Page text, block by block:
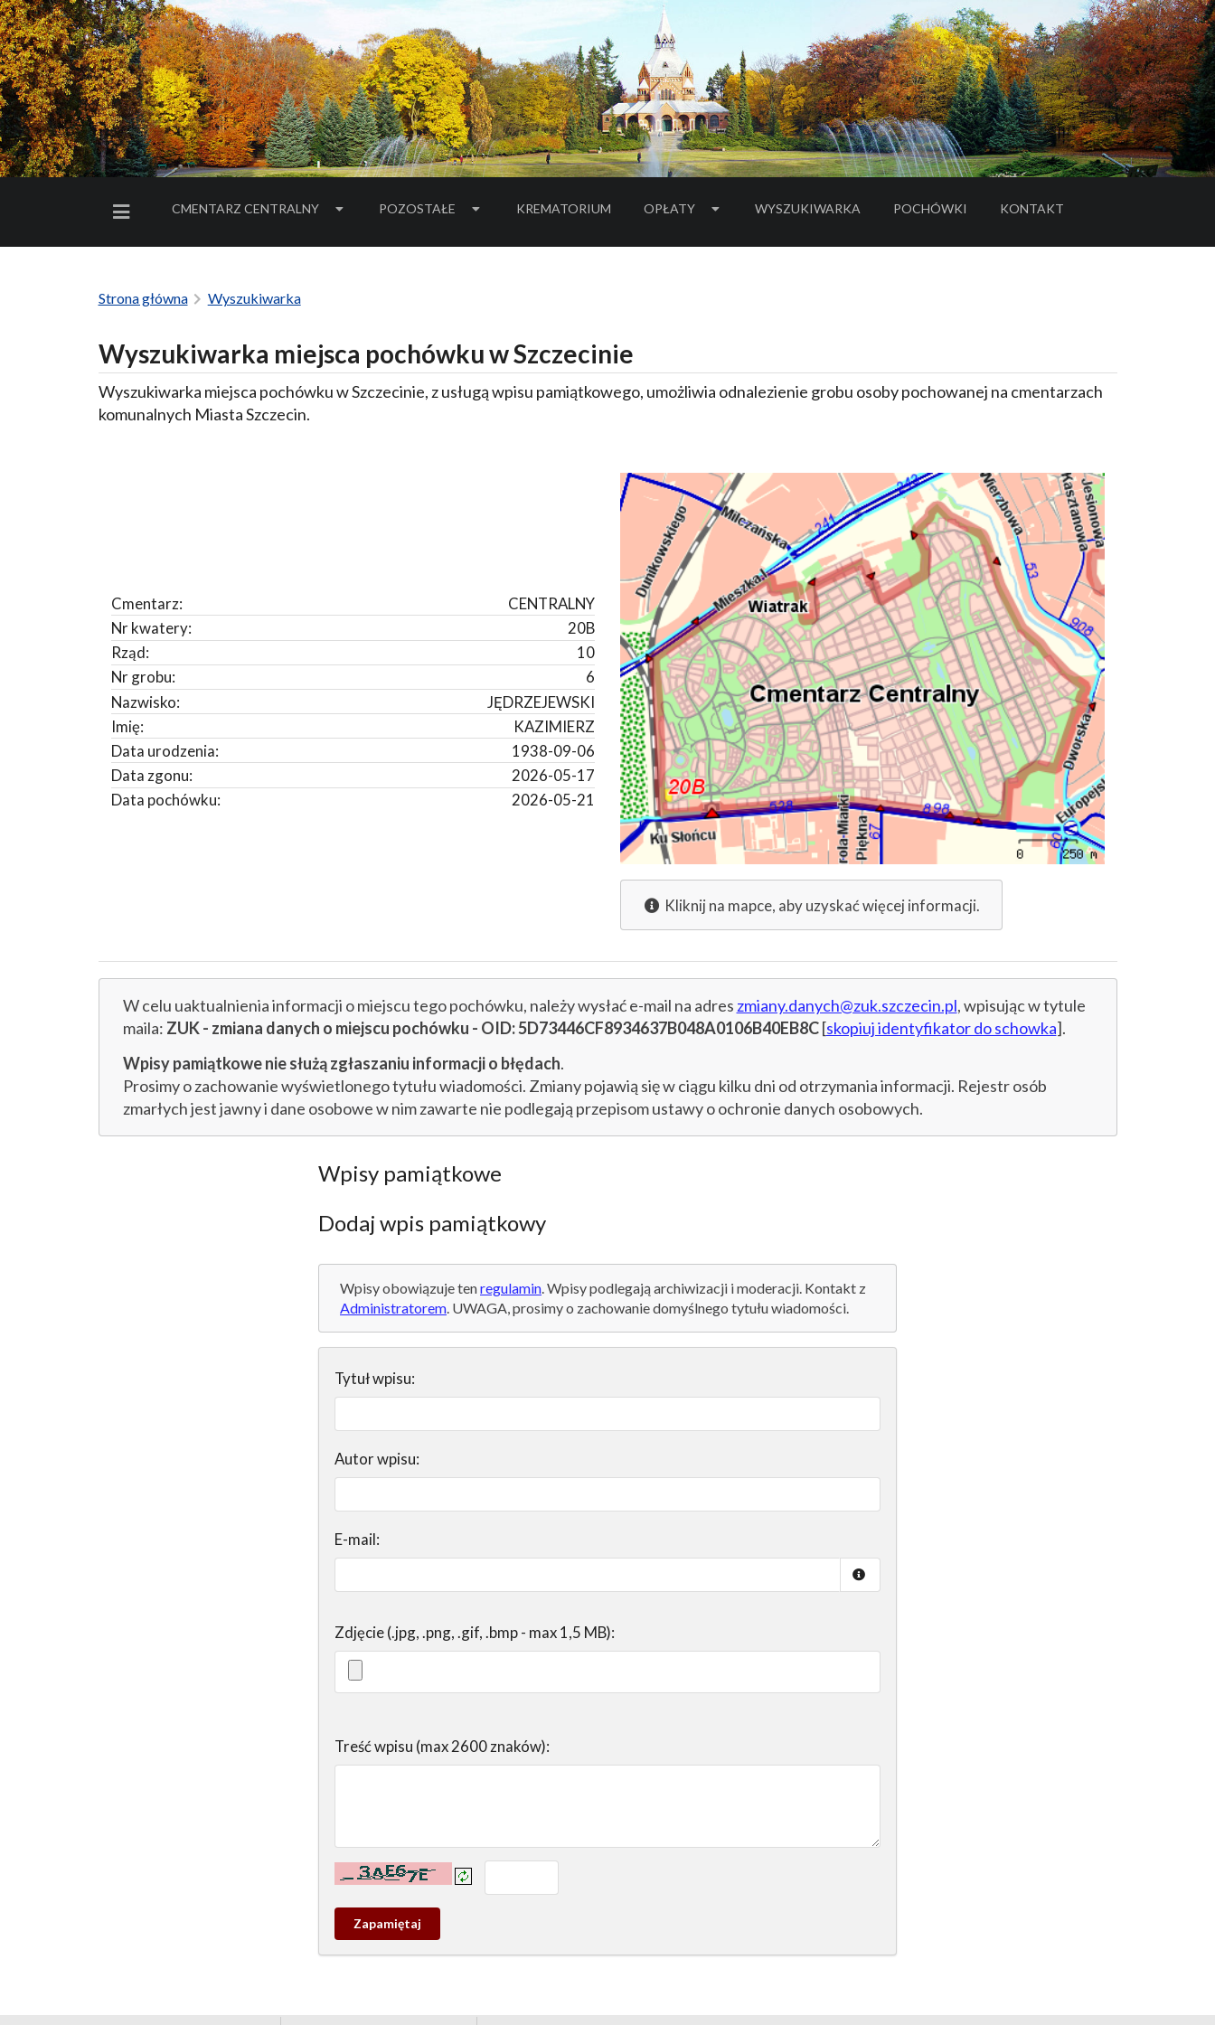
MENU BOCZNE
CMENTARZ CENTRALNY POZOSTAŁE KREMATORIUM OPŁATY WYSZUKIWARKA POCHÓWKI
- LINK DO SERWISU ZEWNĘTRZNEGO
KONTAKT
Strona główna Wyszukiwarka
Wyszukiwarka miejsca pochówku w Szczecinie
Wyszukiwarka miejsca pochówku w Szczecinie, z usługą wpisu pamiątkowego, umożliwia odnalezienie grobu osoby pochowanej na cmentarzach
komunalnych Miasta Szczecin.
CENTRALNY
Cmentarz:
20B
Nr kwatery:
10
Rząd:
6
Nr grobu:
JĘDRZEJEWSKI
Nazwisko:
KAZIMIERZ
Imię:
1938-09-06
Data urodzenia:
2026-05-17
Data zgonu:
2026-05-21
Data pochówku:
Kliknij na mapce, aby uzyskać więcej informacji.
W celu uaktualnienia informacji o miejscu tego pochówku, należy wysłać e-mail na adres zmiany.danych@zuk.szczecin.pl, wpisując w tytule
maila: ZUK - zmiana danych o miejscu pochówku - OID: 5D73446CF8934637B048A0106B40EB8C[skopiuj identyfikator do schowka].
Wpisy pamiątkowe nie służą zgłaszaniu informacji o błędach.
Prosimy o zachowanie wyświetlonego tytułu wiadomości. Zmiany pojawią się w ciągu kilku dni od otrzymania informacji. Rejestr osób
zmarłych jest jawny i dane osobowe w nim zawarte nie podlegają przepisom ustawy o ochronie danych osobowych.
Wpisy pamiątkowe
Dodaj wpis pamiątkowy
Wpisy obowiązuje tenregulamin . Wpisy podlegają archiwizacji i moderacji. Kontakt z
Administratorem . UWAGA, prosimy o zachowanie domyślnego tytułu wiadomości.
Tytuł wpisu:
Autor wpisu:
E-mail:
Zdjęcie (.jpg, .png, .gif, .bmp - max 1,5 MB):
Treść wpisu (max 2600 znaków):
Kontrola - wprowadź tekst z obrazka:
Zapamietaj
wpis